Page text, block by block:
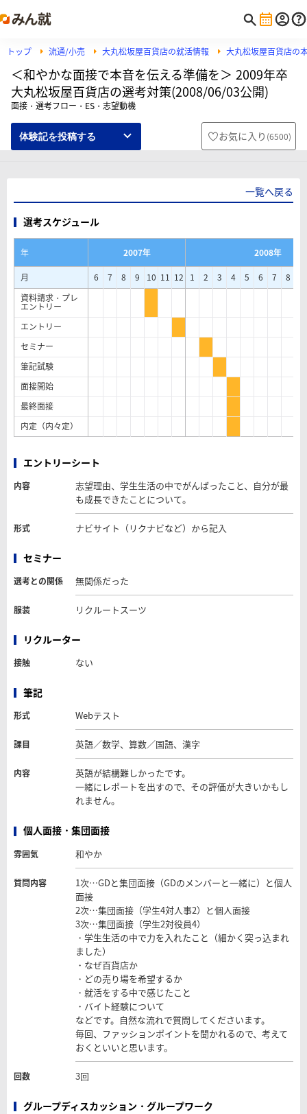
トップ 流通/小売 大丸松坂屋百貨店の就活情報 大丸松坂屋百貨店の
＜和やかな面接で本音を伝える準備を＞ 2009年卒
大丸松坂屋百貨店の選考対策(2008/06/03公開)
面接・選考フロー・ES・志望動機
体験記を投稿する お気に入り (6500)
一覧へ戻る
選考スケジュール
年 2007年
2008年
月
6 7 8 9 10 11 12 1 2 3 4 5 6 7 8
資料請求・プレ
エントリー
エントリー
セミナー
筆記試験
面接開始
最終面接
内定（内々定）
エントリーシート
内容
志望理由、学生生活の中でがんばったこと、自分が最
も成長できたことについて。
形式 ナビサイト（リクナビなど）から記入
セミナー
選考との関係 無関係だった
服装 リクルートスーツ
リクルーター
接触 ない
筆記
形式 Webテスト
課目 英語／数学、算数／国語、漢字
内容
英語が結構難しかったです。
一緒にレポートを出すので、その評価が大きいかもし
れません。
個人面接・集団面接
雰囲気 和やか
質問内容
1次…GDと集団面接（GDのメンバーと一緒に）と個人
面接
2次…集団面接（学生4対人事2）と個人面接
3次…集団面接（学生2対役員4）
・学生生活の中で力を入れたこと（細かく突っ込まれ
ました）
・なぜ百貨店か
・どの売り場を希望するか
・就活をする中で感じたこと
・バイト経験について
などです。自然な流れで質問してくださいます。
毎回、ファッションポイントを聞かれるので、考えて
おくといいと思います。
回数 3回
グループディスカッション・グループワーク